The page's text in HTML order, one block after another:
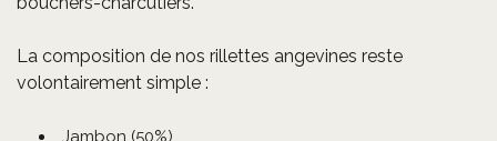
La composition de nos rillettes angevines reste
volontairement simple :
Jambon (50%)